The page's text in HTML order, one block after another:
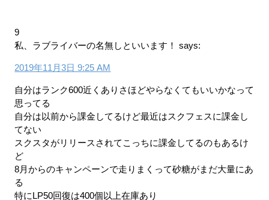
9
私、ラブライバーの名無しといいます！
says:
2019年11月3日 9:25 AM
自分はランク600近くありさほどやらなくてもいいかなって
思ってる
自分は以前から課金してるけど最近はスクフェスに課金し
てない
スクスタがリリースされてこっちに課金してるのもあるけ
ど
8月からのキャンペーンで走りまくって砂糖がまだ大量にあ
る
特にLP50回復は400個以上在庫あり